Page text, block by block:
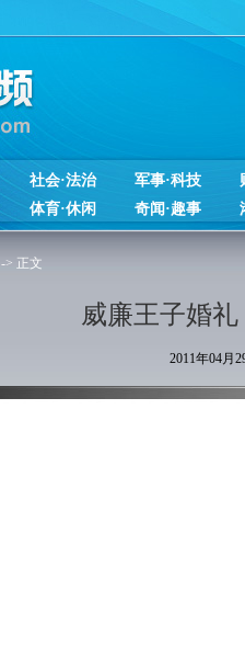
社会·法治 军事·科技
体育·休闲 奇闻·趣事
-> 正文
威廉王子婚
2011年04月